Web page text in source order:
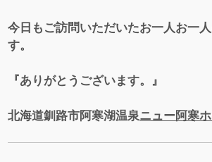
今日もご訪問いただいたお一人お一
す。
『ありがとうございます。』
北海道釧路市阿寒湖温泉ニュー阿寒